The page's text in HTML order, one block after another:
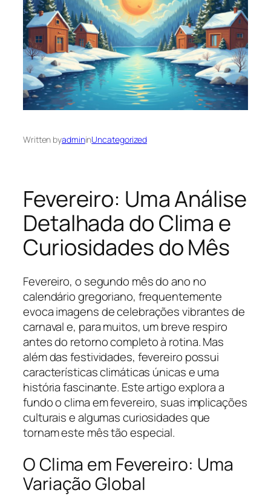
Written byadmininUncategorized
Fevereiro: Uma Análise
Detalhada do Clima e
Curiosidades do Mês
Fevereiro, o segundo mês do ano no
calendário gregoriano, frequentemente
evoca imagens de celebrações vibrantes de
carnaval e, para muitos, um breve respiro
antes do retorno completo à rotina. Mas
além das festividades, fevereiro possui
características climáticas únicas e uma
história fascinante. Este artigo explora a
fundo o clima em fevereiro, suas implicações
culturais e algumas curiosidades que
tornam este mês tão especial.
O Clima em Fevereiro: Uma
Variação Global